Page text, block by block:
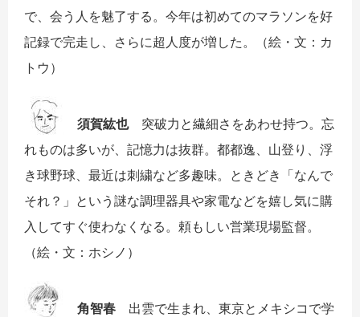
で、会う人を魅了する。今年は初めてのマラソンを好
記録で完走し、さらに超人度が増した。（絵・文：カ
トウ）
須賀紘也突破力と繊細さをあわせ持つ。忘
れものは多いが、記憶力は抜群。都都逸、山登り、浮
き球野球、最近は刺繍など多趣味。ときどき「なんで
それ？」という謎な調理器具や家電などを嬉し気に購
入してすぐ使わなくなる。頼もしい営業現場監督。
（絵・文：ホシノ）
角智春 出雲で生まれ、東京とメキシコで学